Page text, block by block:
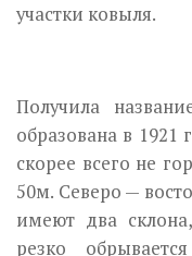
участки ковыля.
Получила
образована в 1921
скорее всего не
50м. Северо —
имеют два
резко